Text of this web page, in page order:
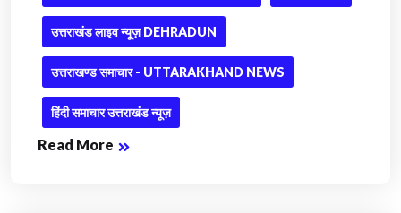
उत्तराखंड लाइव न्यूज़ DEHRADUN
उत्तराखण्ड समाचार - UTTARAKHAND NEWS
हिंदी समाचार उत्तराखंड न्यूज़
Read More